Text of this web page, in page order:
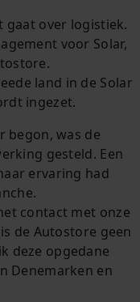
gaat over logistiek.
voor Solar,
land in de Solar
ingezet.
begon, was de
gesteld. Een
ervaring had
contact met onze
de Autostore geen
deze opgedane
Denemarken en